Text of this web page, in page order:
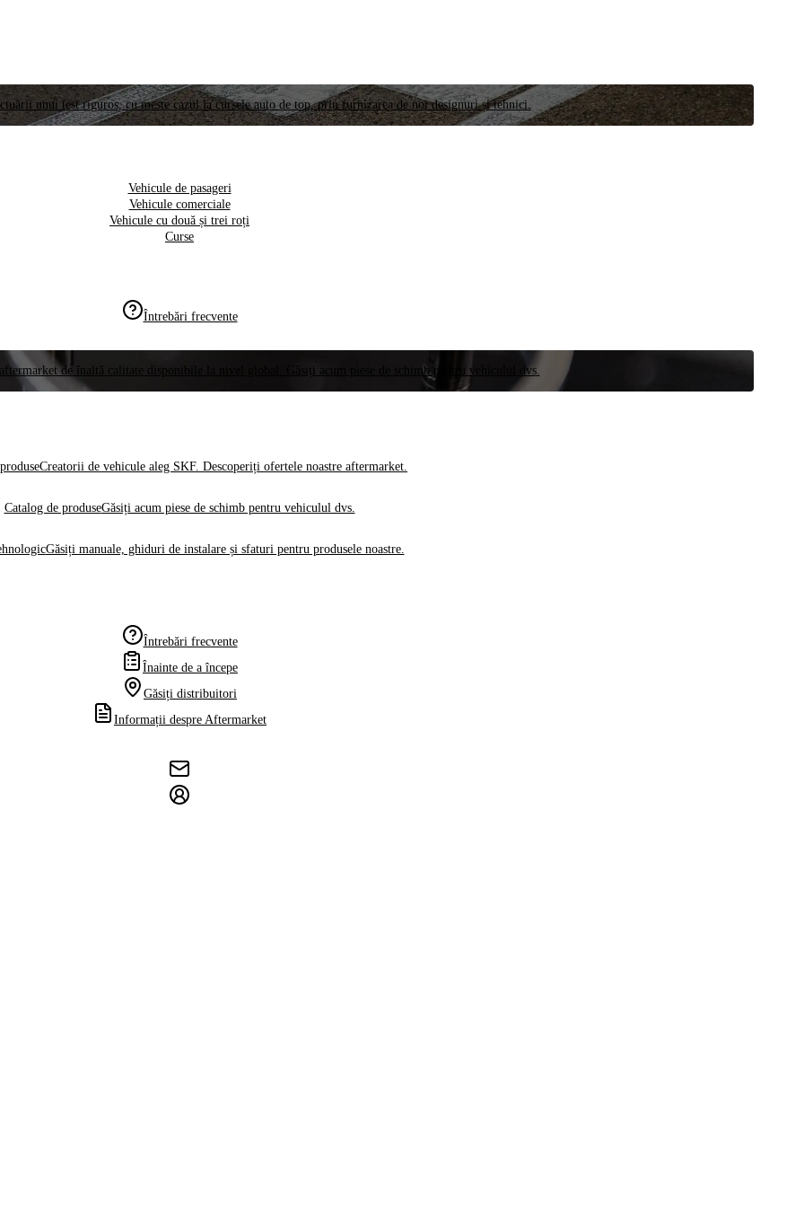
unui test riguros, cu meste cazul la cursele auto de top, prin furnizarea de noi designuri și tehnici.
Vehicule de pasageri
Vehicule comerciale
Vehicule cu două și trei roți
Curse
Întrebări frecvente
de înaltă calitate disponibile la nivel global. Găsiți acum piese de schimb pentru vehiculul dvs.
Creatorii de vehicule aleg SKF. Descoperiți ofertele noastre aftermarket.
Catalog de produseGăsiți acum piese de schimb pentru vehiculul dvs.
Găsiți manuale, ghiduri de instalare și sfaturi pentru produsele noastre.
Întrebări frecvente
Înainte de a începe
Găsiți distribuitori
Informații despre Aftermarket